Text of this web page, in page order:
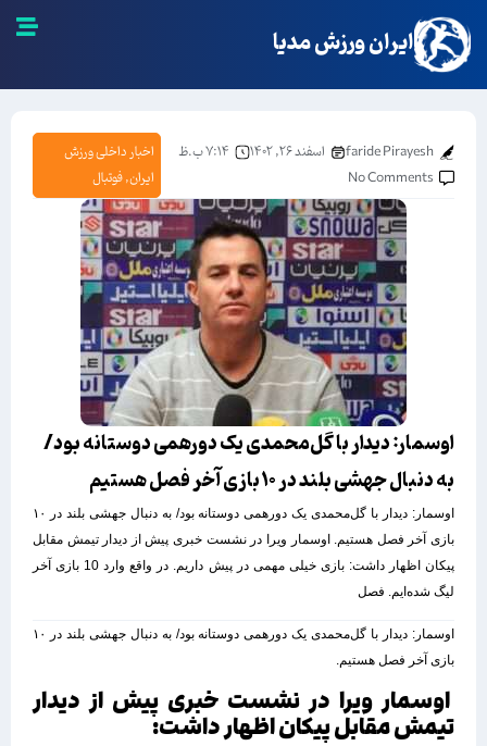
ایران ورزش مدیا
faride Pirayesh اسفند ۲۶, ۱۴۰۲
۷:۱۴ ب.ظ
No Comments
اخبار داخلی ورزش
ایران,فوتبال
اوسمار: دیدار با گل‌محمدی یک دورهمی دوستانه بود/
به دنبال جهشی بلند در ۱۰ بازی آخر فصل هستیم
اوسمار: دیدار با گل‌محمدی یک دورهمی دوستانه بود/ به دنبال جهشی بلند در ۱۰
بازی آخر فصل هستیم. اوسمار ویرا در نشست خبری پیش از دیدار تیمش مقابل
پیکان اظهار داشت: بازی خیلی مهمی در پیش داریم. در واقع وارد 10 بازی آخر
لیگ شده‌ایم. فصل
اوسمار: دیدار با گل‌محمدی یک دورهمی دوستانه بود/ به دنبال جهشی بلند در ۱۰
بازی آخر فصل هستیم.
اوسمار ویرا در نشست خبری پیش از دیدار
تیمش مقابل پیکان اظهار داشت: